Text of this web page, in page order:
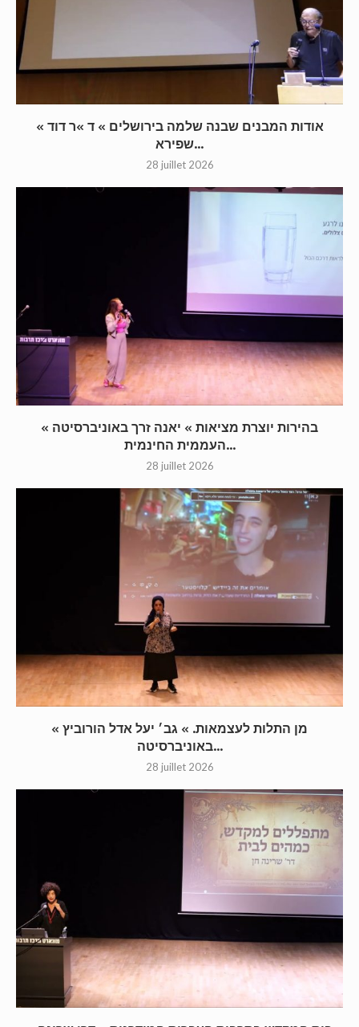
« אודות המבנים שבנה שלמה בירושלים » ד »ר דוד
שפירא...
28 juillet 2026
« בהירות יוצרת מציאות » יאנה זרך באוניברסיטה
העממית החינמית...
28 juillet 2026
« מן התלות לעצמאות. » גב׳ יעל אדל הורוביץ
באוניברסיטה...
28 juillet 2026